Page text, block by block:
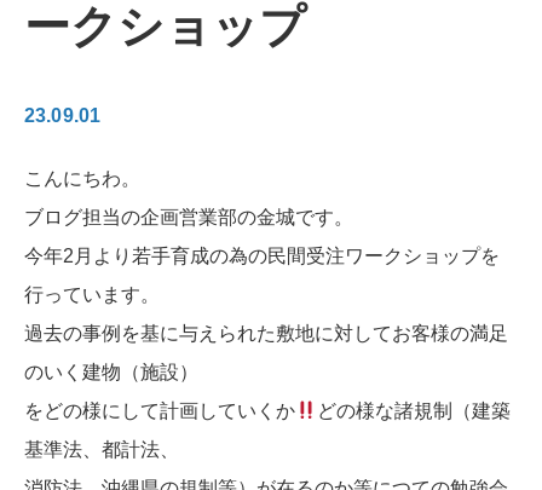
ークショップ
23.09.01
こんにちわ。
ブログ担当の企画営業部の金城です。
今年2月より若手育成の為の民間受注ワークショップを
行っています。
過去の事例を基に与えられた敷地に対してお客様の満足
のいく建物（施設）
をどの様にして計画していくか
どの様な諸規制（建築
基準法、都計法、